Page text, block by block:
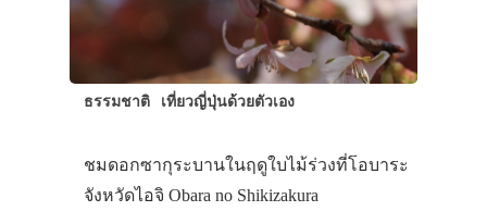
ธรรมชาติ เที่ยวญี่ปุ่นด้วยตัวเอง
ชมดอกซากุระบานในฤดูใบไม้ร่วงที่โอบาระ
จังหวัดไอจิ Obara no Shikizakura